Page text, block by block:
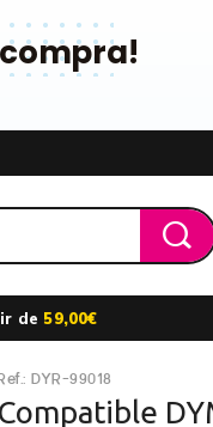
de 59,00€
DYR-99018
Compatible